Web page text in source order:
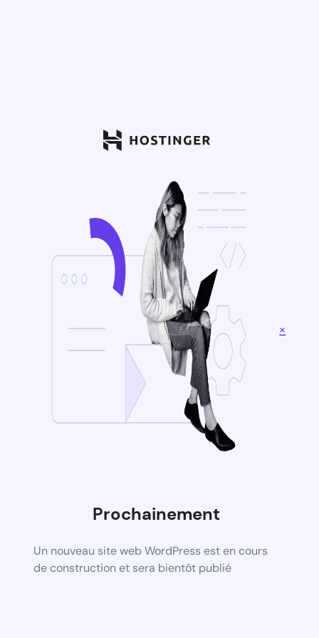
Prochainement
Un nouveau site web WordPress est en cours
de construction et sera bientôt publié
×